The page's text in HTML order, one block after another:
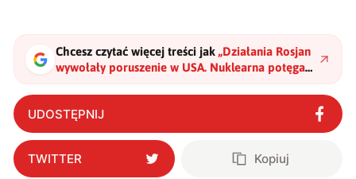
Chcesz czytać więcej treści jak „Działania Rosjan
wywołały poruszenie w USA. Nuklearna potęga
na orbicie?"?
UDOSTĘPNIJ
TWITTER Kopiuj